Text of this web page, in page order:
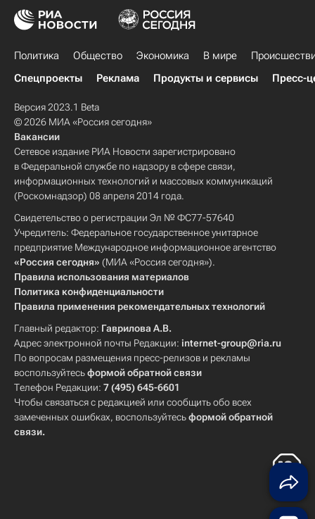
Политика Общество Экономика В мире
Спецпроекты
Реклама Продукты и сервисы Пресс-
Версия 2023.1 Beta
© 2026 МИА «Россия сегодня»
Вакансии
Сетевое издание РИА Новости зарегистрировано
в Федеральной службе по надзору в сфере связи,
информационных технологий и массовых коммуникаций
(Роскомнадзор) 08 апреля 2014 года.
Свидетельство о регистрации Эл № ФС77-57640
Учредитель: Федеральное государственное унитарное
предприятие Международное информационное агентство
«Россия сегодня» (МИА «Россия сегодня»).
Правила использования материалов
Политика конфиденциальности
Правила применения рекомендательных технологий
Главный редактор: Гаврилова А.В.
Адрес электронной почты Редакции: internet-group@ria.ru
По вопросам размещения пресс-релизов и рекламы
воспользуйтесьформой обратной связи
Телефон Редакции: 7 (495) 645-6601
Чтобы связаться с редакцией или сообщить обо всех
замеченных ошибках, воспользуйтесьформой обратной
связи.